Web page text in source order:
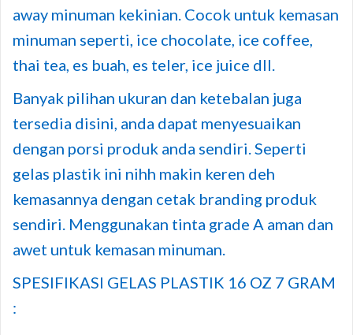
away minuman kekinian. Cocok untuk kemasan
minuman seperti, ice chocolate, ice coffee,
thai tea, es buah, es teler, ice juice dll.
Banyak pilihan ukuran dan ketebalan juga
tersedia disini, anda dapat menyesuaikan
dengan porsi produk anda sendiri. Seperti
gelas plastik ini nihh makin keren deh
kemasannya dengan cetak branding produk
sendiri. Menggunakan tinta grade A aman dan
awet untuk kemasan minuman.
SPESIFIKASI GELAS PLASTIK 16 OZ 7 GRAM
: